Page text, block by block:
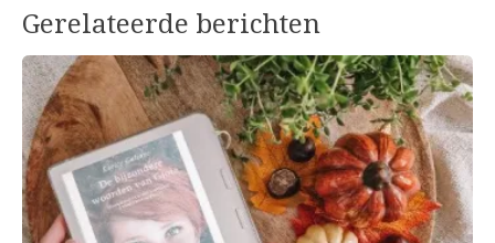
Gerelateerde berichten